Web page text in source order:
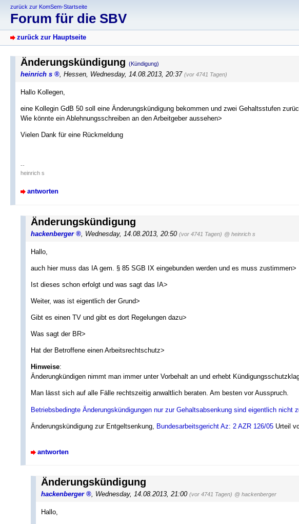
zurück zur KomSem-Startseite
Forum für die SBV
zurück zur Hauptseite
Änderungskündigung (Kündigung)
heinrich s , Hessen, Wednesday, 14.08.2013, 20:37 (vor 4741 Tagen)
Hallo Kollegen,
eine Kollegin GdB 50 soll eine Änderungskündigung bekommen und zwei Gehaltsstufen
Wie könnte ein Ablehnungsschreiben an den Arbeitgeber aussehen>
Vielen Dank für eine Rückmeldung
--
heinrich s
antworten
Änderungskündigung
hackenberger Wednesday, 14.08.2013, 20:50 (vor 4741 Tagen) @ heinrich s
Hallo,
auch hier muss das IA gem. § 85 SGB IX eingebunden werden und es muss zustimmen>
Ist dieses schon erfolgt und was sagt das IA>
Weiter, was ist eigentlich der Grund>
Gibt es einen TV und gibt es dort Regelungen dazu>
Was sagt der BR>
Hat der Betroffene einen Arbeitsrechtschutz>
Hinweise:
Änderungkündigen nimmt man immer unter Vorbehalt an und erhebt
Man lässt sich auf alle Fälle rechtszeitig anwaltlich beraten. Am besten vor Ausspruch.
Betriebsbedingte Änderungskündigungen nur zur Gehaltsabsenkung sind eigentlich nicht
Änderungskündigung zur Entgeltsenkung, Bundesarbeitsgericht Az: 2 AZR 126/05 Urteil
antworten
Änderungskündigung
hackenberger , Wednesday, 14.08.2013, 21:00 (vor 4741 Tagen) @ hackenberger
Hallo,